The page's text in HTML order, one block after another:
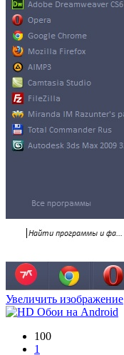
Увеличить изображение
100
1